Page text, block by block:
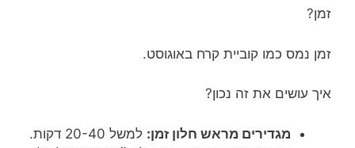
זמן?
זמן נמס כמו קוביית קרח באוגוסט.
איך עושים את זה נכון?
מגדירים מראש חלון זמן: למשל 20-40 דקות.